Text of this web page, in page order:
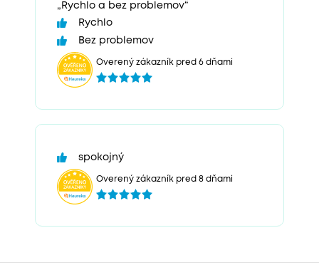
„Rychlo a bez problemov“
Rychlo
Bez problemov
Overený zákazník pred 6 dňami
spokojný
Overený zákazník pred 8 dňami